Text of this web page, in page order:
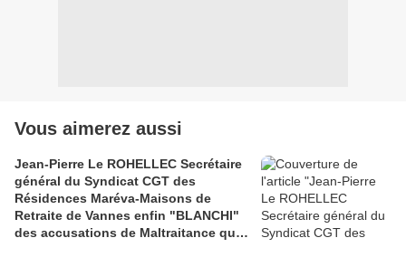
Vous aimerez aussi
Jean-Pierre Le ROHELLEC Secrétaire
général du Syndicat CGT des
Résidences Maréva-Maisons de
Retraite de Vannes enfin "BLANCHI"
des accusations de Maltraitance qui